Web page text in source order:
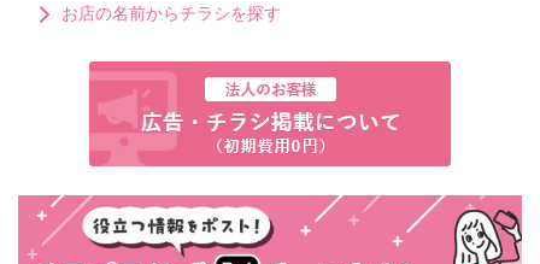
お店の名前からチラシを探す